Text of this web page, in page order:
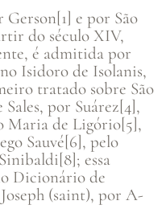
Gerson[1] e por São
do século XIV,
é admitida por
Isidoro de Isolanis,
tratado sobre São
Sales, por Suárez[4],
Maria de Ligório[5],
Sauvé[6], pelo
essa
Dicionário de
(saint), por A-